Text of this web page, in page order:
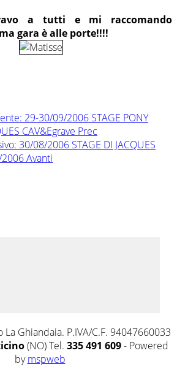
a tutti e mi raccomando
gara è alle porte!!!!
29-30/09/2006 STAGE PONY
CAV&Egrave Prec
30/08/2006 STAGE DI JACQUES
2006Avanti
Ghiandaia. P.IVA/C.F. 94047660033
(NO) Tel. 335 491 609- Powered
bymspweb